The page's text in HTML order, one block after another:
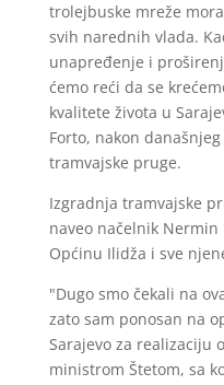
trolejbuske mreže
svih narednih vlada.
unapređenje i
ćemo reći da se
kvalitete života u
Forto, nakon
tramvajske pruge.
Izgradnja tramvajske
naveo načelnik
Općinu Ilidža i sve
"Dugo smo čekali na
zato sam ponosan na
Sarajevo za realizaciju
ministrom Štetom, sa